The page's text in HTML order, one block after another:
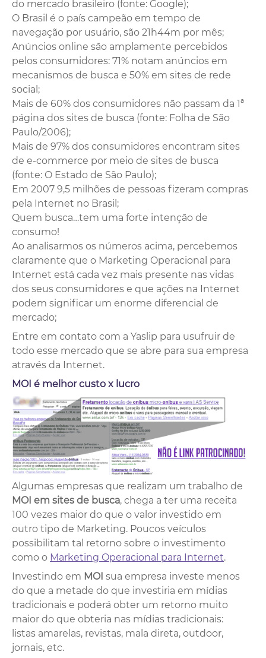
do mercado brasileiro (fonte: Google);
O Brasil é o país campeão em tempo de
navegação por usuário, são 21h44m por mês;
Anúncios online são amplamente percebidos
pelos consumidores: 71% notam anúncios em
mecanismos de busca e 50% em sites de rede
social;
Mais de 60% dos consumidores não passam da 1ª
página dos sites de busca (fonte: Folha de São
Paulo/2006);
Mais de 97% dos consumidores encontram sites
de e-commerce por meio de sites de busca
(fonte: O Estado de São Paulo);
Em 2007 9,5 milhões de pessoas fizeram compras
pela Internet no Brasil;
Quem busca…tem uma forte intenção de
consumo!
Ao analisarmos os números acima, percebemos
claramente que o Marketing Operacional para
Internet está cada vez mais presente nas vidas
dos seus consumidores e que ações na Internet
podem significar um enorme diferencial de
mercado;
Entre em contato com a Yaslip para usufruir de
todo esse mercado que se abre para sua empresa
através da Internet.
MOI é melhor custo x lucro
Algumas empresas que realizam um trabalho de
MOI em sites de busca, chega a ter uma receita
100 vezes maior do que o valor investido em
outro tipo de Marketing. Poucos veículos
possibilitam tal retorno sobre o investimento
como o Marketing Operacional para Internet.
Investindo em MOI sua empresa investe menos
do que a metade do que investiria em mídias
tradicionais e poderá obter um retorno muito
maior do que obteria nas mídias tradicionais:
listas amarelas, revistas, mala direta, outdoor,
jornais, etc.